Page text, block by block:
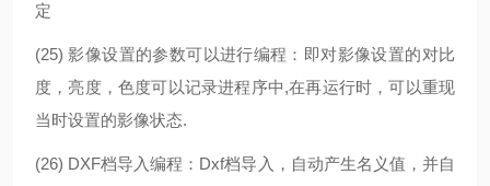
定
(25)影像设置的参数可以进行编程：即对影像设置的对比
度，亮度，色度可以记录进程序中,在再运行时，可以重现
当时设置的影像状态.
(26) DXF档导入编程：Dxf档导入，自动产生名义值，并自